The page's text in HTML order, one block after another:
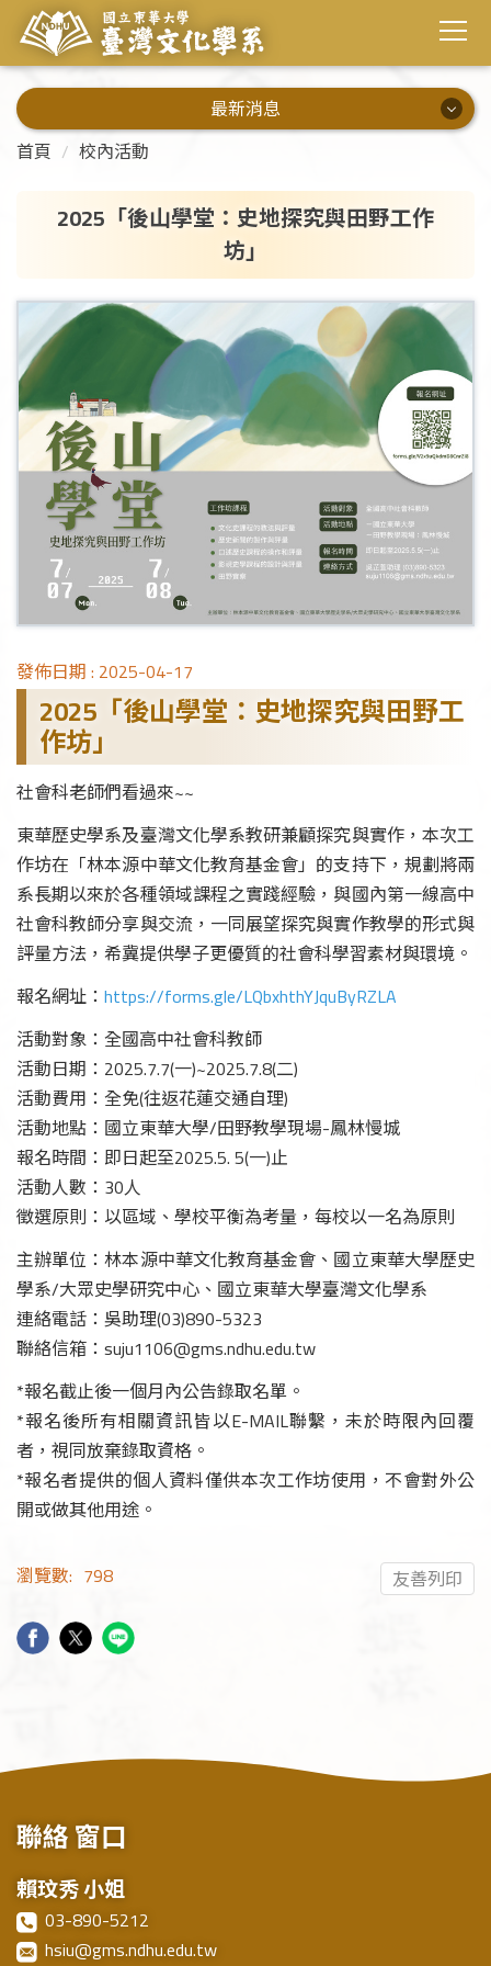
最新消息
最新消息
系所公告
演講資訊
校內活動
校外活動
畢業出路
首頁 校內活動
2025「後山學堂：史地探究與田野工作
坊」
發佈日期 : 2025-04-17
2025「後山學堂：史地探究與田野工
作坊」
社會科老師們看過來~~
東華歷史學系及臺灣文化學系教研兼顧探究與實作，本次工
作坊在「林本源中華文化教育基金會」的支持下，規劃將兩
系長期以來於各種領域課程之實踐經驗，與國內第一線高中
社會科教師分享與交流，一同展望探究與實作教學的形式與
評量方法，希冀提供學子更優質的社會科學習素材與環境。
報名網址： https://forms.gle/LQbxhthYJquByRZLA
活動對象：全國高中社會科教師
活動日期：2025.7.7(一)~2025.7.8(二)
活動費用：全免(往返花蓮交通自理)
活動地點：國立東華大學/田野教學現場-鳳林慢城
報名時間：即日起至2025.5. 5(一)止
活動人數：30人
徵選原則：以區域、學校平衡為考量，每校以一名為原則
主辦單位：林本源中華文化教育基金會、國立東華大學歷史
學系/大眾史學研究中心、國立東華大學臺灣文化學系
連絡電話：吳助理(03)890-5323
聯絡信箱：suju1106@gms.ndhu.edu.tw
*報名截止後一個月內公告錄取名單。
*報名後所有相關資訊皆以E-MAIL聯繫，未於時限內回覆
者，視同放棄錄取資格。
*報名者提供的個人資料僅供本次工作坊使用，不會對外公
開或做其他用途。
瀏覽數: 798 友善列印
聯絡窗口
賴玟秀 小姐
03-890-5212
hsiu@gms.ndhu.edu.tw